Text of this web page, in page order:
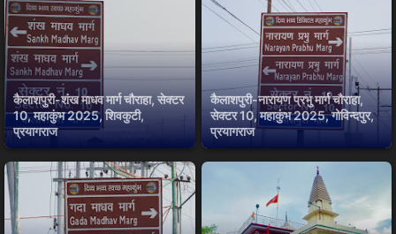
कैलाशपुरी-शंख माधव मार्ग चौराहा, सेक्टर
10, महाकुंभ 2025, शिवकुटी,
प्रयागराज
कैलाशपुरी-नारायण प्रभु मार्ग चौराहा,
सेक्टर 10, महाकुंभ 2025, गोविन्दपुर,
प्रयागराज